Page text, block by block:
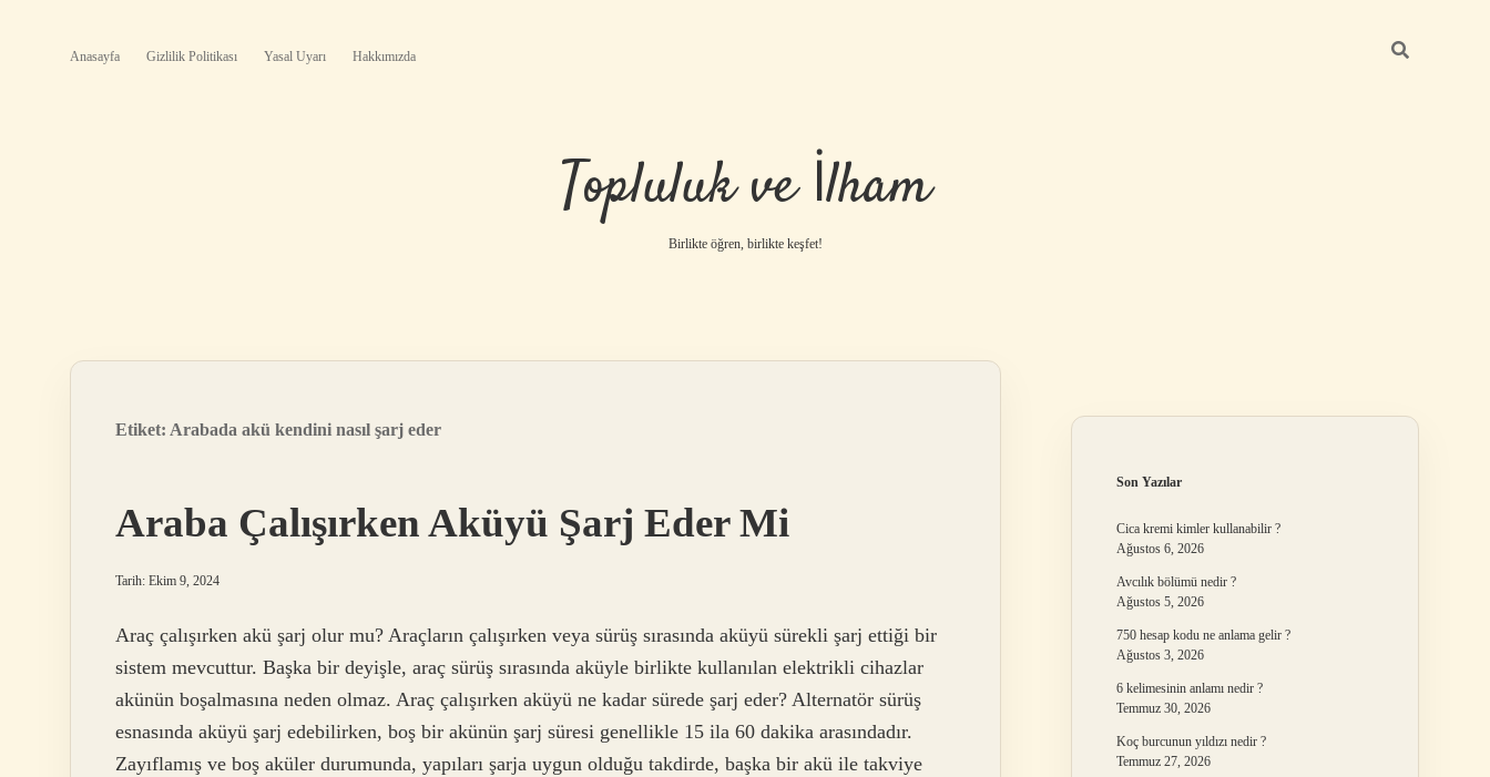
Anasayfa Gizlilik Politikası Yasal Uyarı Hakkımızda
Topluluk ve İlham
Birlikte öğren, birlikte keşfet!
Etiket: Arabada akü kendini nasıl şarj eder
Araba Çalışırken Aküyü Şarj Eder Mi
Tarih: Ekim 9, 2024
Araç çalışırken akü şarj olur mu? Araçların çalışırken veya sürüş sırasında aküyü sürekli şarj ettiği bir
sistem mevcuttur. Başka bir deyişle, araç sürüş sırasında aküyle birlikte kullanılan elektrikli cihazlar
akünün boşalmasına neden olmaz. Araç çalışırken aküyü ne kadar sürede şarj eder? Alternatör sürüş
esnasında aküyü şarj edebilirken, boş bir akünün şarj süresi genellikle 15 ila 60 dakika arasındadır.
Zayıflamış ve boş aküler durumunda, yapıları şarja uygun olduğu takdirde, başka bir akü ile takviye
Son Yazılar
Cica kremi kimler kullanabilir ?
Ağustos 6, 2026
Avcılık bölümü nedir ?
Ağustos 5, 2026
750 hesap kodu ne anlama gelir ?
Ağustos 3, 2026
6 kelimesinin anlamı nedir ?
Temmuz 30, 2026
Koç burcunun yıldızı nedir ?
Temmuz 27, 2026